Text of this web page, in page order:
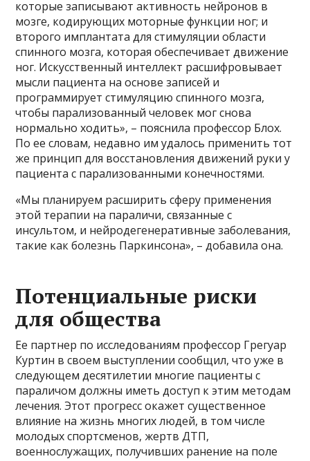
которые записывают активность нейронов в
мозге, кодирующих моторные функции ног; и
второго имплантата для стимуляции области
спинного мозга, которая обеспечивает движение
ног. Искусственный интеллект расшифровывает
мысли пациента на основе записей и
программирует стимуляцию спинного мозга,
чтобы парализованный человек мог снова
нормально ходить», – пояснила профессор Блох.
По ее словам, недавно им удалось применить тот
же принцип для восстановления движений руки у
пациента с парализованными конечностями.
«Мы планируем расширить сферу применения
этой терапии на параличи, связанные с
инсультом, и нейродегенеративные заболевания,
такие как болезнь Паркинсона», – добавила она.
Потенциальные риски
для общества
Ее партнер по исследованиям профессор Грегуар
Куртин в своем выступлении сообщил, что уже в
следующем десятилетии многие пациенты с
параличом должны иметь доступ к этим методам
лечения. Этот прогресс окажет существенное
влияние на жизнь многих людей, в том числе
молодых спортсменов, жертв ДТП,
военнослужащих, получивших ранение на поле